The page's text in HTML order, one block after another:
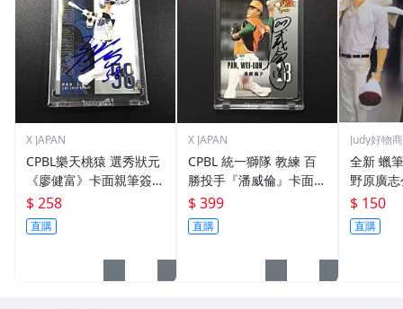
X JAPAN
CPBL樂天桃猿 選秀狀元
《廖健富》卡面親筆簽名
卡。棒球 簽名球卡 球員
卡.1
$ 258
直購
X JAPAN
CPBL 統一獅隊 教練 百
勝投手『潘威倫』卡面親
筆簽名卡。簽名球卡 球
員卡.1
$ 399
直購
Judy好物
全新 蠟
野原廣
150元~
$ 150
直購